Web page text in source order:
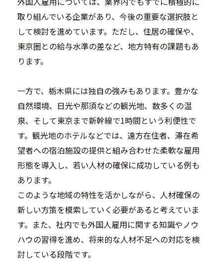
取り組んでいる企業があり、今後の重要な選択肢と
して検討を進めています。ただし、住居の確保や、
東京圏との給与水準の差など、地方特有の課題もあ
ります。
一方で、栃木県には独自の強みもあります。豊かな
自然環境、日光や那須などの観光地、数多くの温
泉、そして東京まで新幹線で1時間という利便性で
す。観光地のホテルなどでは、遠方在住者、滞在希
望者への宿泊施設の提供と組み合わせた柔軟な雇用
形態を導入し、若い人材の確保に成功している例も
あります。
このような地域の特性を活かしながら、人材確保の
新しい方策を模索していく必要があると考えていま
す。また、社内でも外国人雇用に関する知識やノウ
ハウの習得を進め、将来的な人材不足への対応を検
討している段階です。